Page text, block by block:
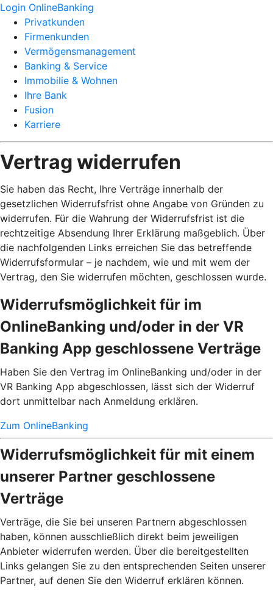
Login OnlineBanking
Privatkunden
Firmenkunden
Vermögensmanagement
Banking & Service
Immobilie & Wohnen
Ihre Bank
Fusion
Karriere
Vertrag widerrufen
Sie haben das Recht, Ihre Verträge innerhalb der
gesetzlichen Widerrufsfrist ohne Angabe von Gründen zu
widerrufen. Für die Wahrung der Widerrufsfrist ist die
rechtzeitige Absendung Ihrer Erklärung maßgeblich. Über
die nachfolgenden Links erreichen Sie das betreffende
Widerrufsformular – je nachdem, wie und mit wem der
Vertrag, den Sie widerrufen möchten, geschlossen wurde.
Widerrufsmöglichkeit für im
OnlineBanking und/oder in der VR
Banking App geschlossene Verträge
Haben Sie den Vertrag im OnlineBanking und/oder in der
VR Banking App abgeschlossen, lässt sich der Widerruf
dort unmittelbar nach Anmeldung erklären.
Zum OnlineBanking
Widerrufsmöglichkeit für mit einem
unserer Partner geschlossene
Verträge
Verträge, die Sie bei unseren Partnern abgeschlossen
haben, können ausschließlich direkt beim jeweiligen
Anbieter widerrufen werden. Über die bereitgestellten
Links gelangen Sie zu den entsprechenden Seiten unserer
Partner, auf denen Sie den Widerruf erklären können.